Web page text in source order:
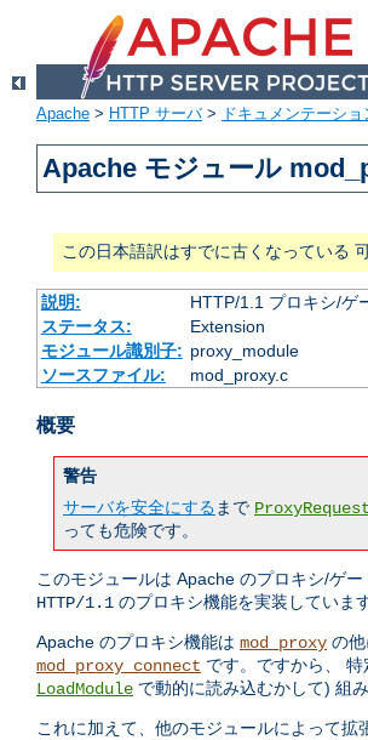
Apache > HTTP サーバ> ドキュメンテーショ
Apache モジュール
この日本語訳はすでに古くなっている
説明:
HTTP/1.1 プロキシ/ゲ
ステータス:
Extension
モジュール識別子: proxy_module
ソースファイル:
mod_proxy.c
概要
警告
サーバを安全にする まで
っても危険です。
このモジュールは Apache のプロキシ/ゲ
HTTP/1.1 のプロキシ機能を実装していま
Apache のプロキシ機能は mod_proxy の
mod_proxy_connect です。ですから、 特
LoadModule で動的に読み込むかして) 組
これに加えて、他のモジュールによって